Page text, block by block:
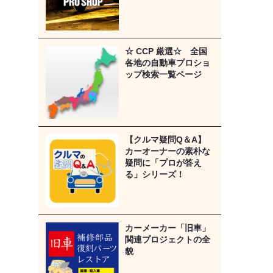
☆ CCP 厳選☆ 全国
各地の自動車プロショ
ップ検索一覧ページ
【クルマ疑問Q＆A】
カーオーナーの素朴な
疑問に「プロが答え
る」シリーズ！
カーメーカー「旧車」
関連プロジェクトの全
貌